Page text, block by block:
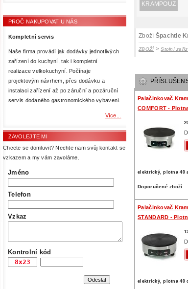
PROČ NAKUPOVAT U NÁS
Kompletní servis
Naše firma provádí jak dodávky jednotlivých
zařízení do kuchyní, tak i kompletní
realizace velkokuchyní. Počínaje
projektovým návrhem, přes dodávku a
instalaci zařízení až po záruční a pozáruční
servis dodaného gastronomického vybavení.
Více...
ZAVOLEJTE MI
Chcete se domluvit? Nechte nam svůj kontakt se
vzkazem a my vám zavoláme.
Jméno
Telefon
Vzkaz
Kontrolní kód
KRAMPOUZ
Zboží Špachtle
ZBOŽÍ >Stolní
Palačinkovač
COMFORT -
elektrický, plotna 40
Doporučené zboží
Palačinkovač
STANDARD -
elektrický, plotna 40